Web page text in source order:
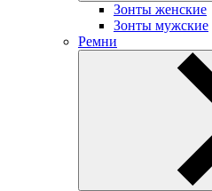
Зонты женские
Зонты мужские
Ремни